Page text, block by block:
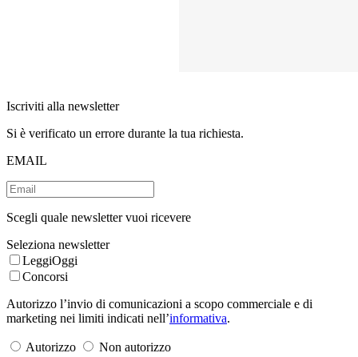
Iscriviti alla newsletter
Si è verificato un errore durante la tua richiesta.
EMAIL
Scegli quale newsletter vuoi ricevere
Seleziona newsletter
LeggiOggi
Concorsi
Autorizzo l’invio di comunicazioni a scopo commerciale e di
marketing nei limiti indicati nell’informativa.
Autorizzo
Non autorizzo